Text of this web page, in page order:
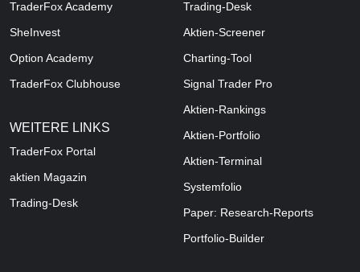
TraderFox Academy
SheInvest
Option Academy
TraderFox Clubhouse
WEITERE LINKS
TraderFox Portal
aktien Magazin
Trading-Desk
Trading-Desk
Aktien-Screener
Charting-Tool
Signal Trader Pro
Aktien-Rankings
Aktien-Portfolio
Aktien-Terminal
Systemfolio
Paper: Research-Reports
Portfolio-Builder